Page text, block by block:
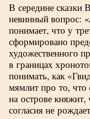
В середине сказки
невинный вопрос:
понимает, что у
сформировано
художественного
в границах
понимать, как
мямлит про то,
на острове княжит,
согласия не